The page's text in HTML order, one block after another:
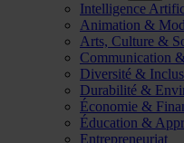
Intelligence
Animation &
Arts, Culture &
Communication
Diversité &
Durabilité &
Économie &
Éducation &
Entrepreneuriat